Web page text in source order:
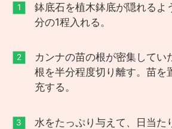
鉢底石を植木鉢底が隠れるよ
分の1程入れる。
カンナの苗の根が密集してい
根を半分程度切り離す。苗を
充する。
水をたっぷり与えて、日当た